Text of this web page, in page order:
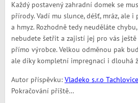
Každý postavený zahradní domek se
přírody. Vadí mu slunce, déšť, mráz, ale
a hmyz. Rozhodně tedy neuděláte
nebudete šetřit a zajistí jej pro vás ještě
přímo výrobce. Velkou odměnou pak
ale díky kompletní impregnaci i dlouhá
Autor příspěvku: Vladeko s.r.o Tachlovice
Pokračování příště…